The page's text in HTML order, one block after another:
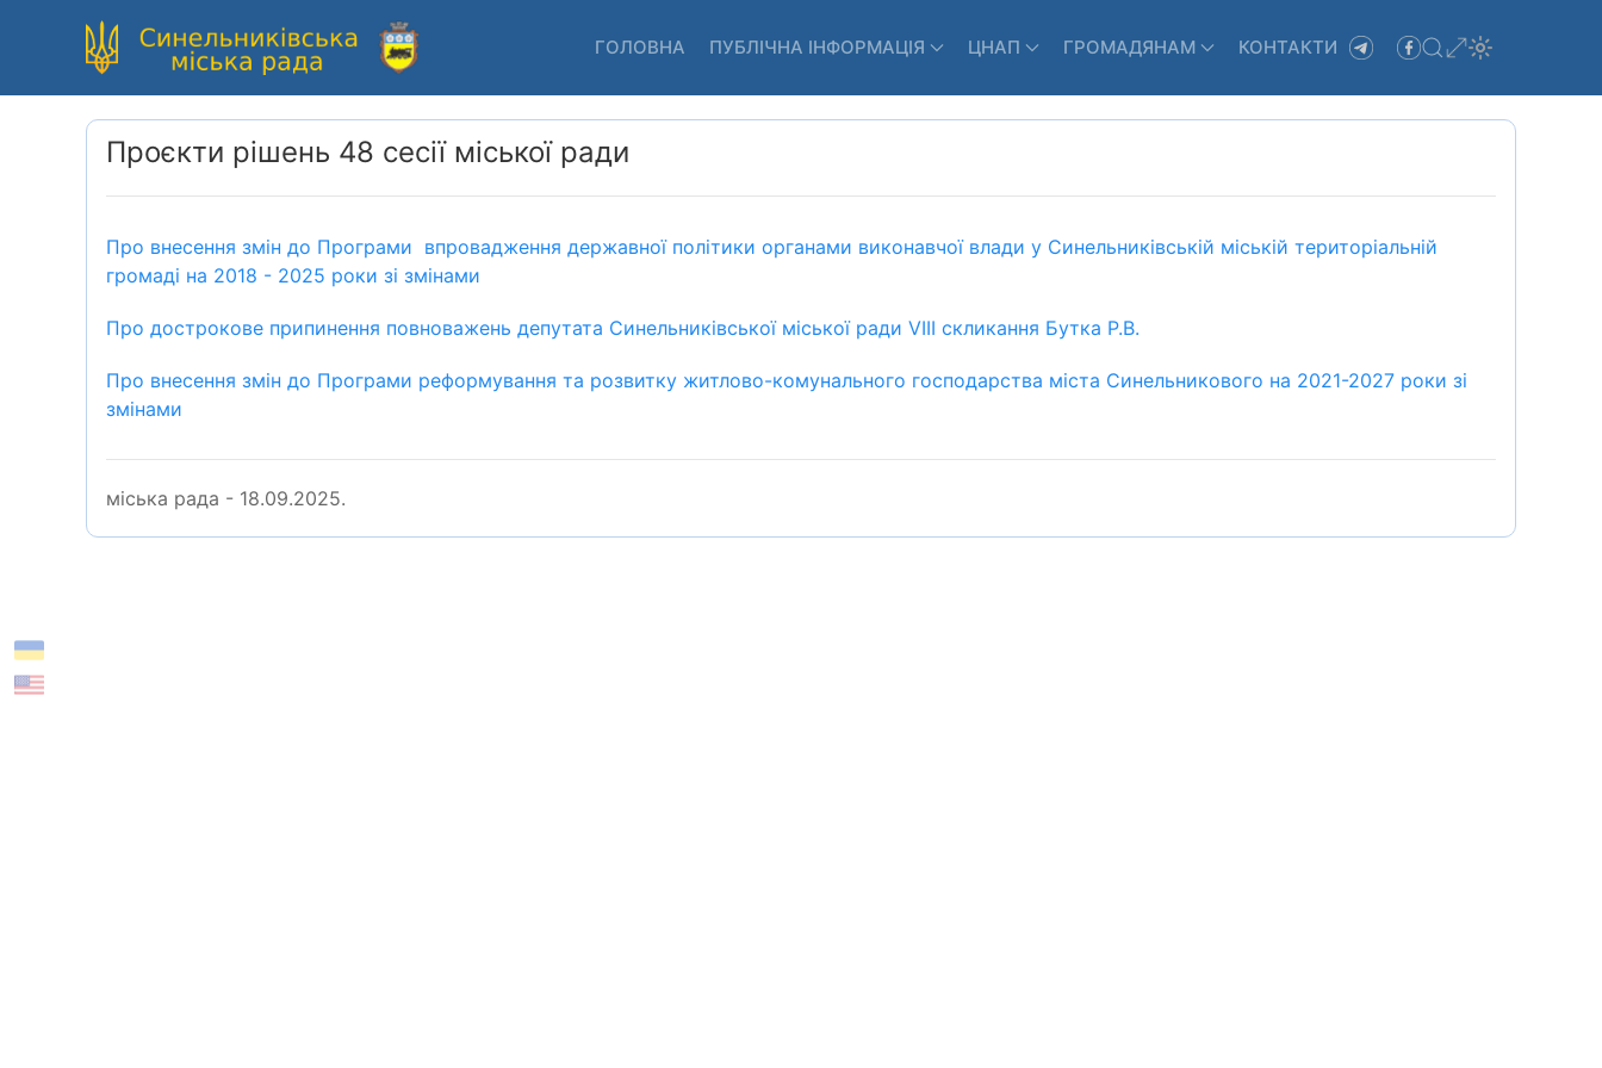
ГОЛОВНА ПУБЛІЧНА ІНФОРМАЦІЯ ЦНАП ГРОМАДЯНАМ КОНТАКТИ
Проєкти рішень 48 сесії міської ради
Про внесення змін до Програми впровадження державної політики органами виконавчої влади у Синельниківській міській територіальній
громаді на 2018 - 2025 роки зі змінами
Про дострокове припинення повноважень депутата Синельниківської міської ради VІІІ скликання Бутка Р.В.
Про внесення змін до Програми реформування та розвитку житлово-комунального господарства міста Синельникового на 2021-2027 роки зі
змінами
міська рада - 18.09.2025.